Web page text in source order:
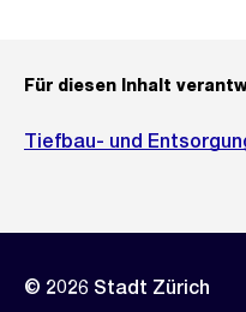
Für diesen Inhalt
Tiefbau- und
© 2026 Stadt Zürich